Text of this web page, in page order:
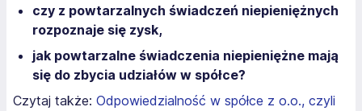
czy z powtarzalnych świadczeń niepieniężnych
rozpoznaje się zysk,
jak powtarzalne świadczenia niepieniężne mają
się do zbycia udziałów w spółce?
Czytaj także: Odpowiedzialność w spółce z o.o., czyli